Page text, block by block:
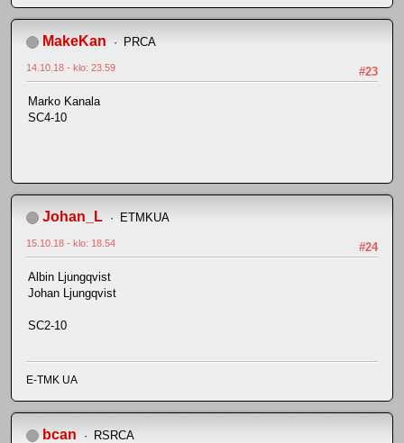
MakeKan PRCA
#23
14.10.18 - klo: 23.59
Marko Kanala
SC4-10
Johan_L ETMKUA
#24
15.10.18 - klo: 18.54
Albin Ljungqvist
Johan Ljungqvist
SC2-10
E-TMK UA
bcan RSRCA